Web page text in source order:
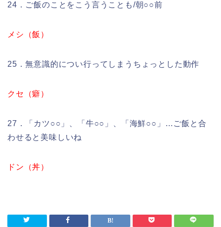
24．ご飯のことをこう言うことも/朝○○前
メシ（飯）
25．無意識的につい行ってしまうちょっとした動作
クセ（癖）
27．「カツ○○」、「牛○○」、「海鮮○○」…ご飯と合
わせると美味しいね
ドン（丼）